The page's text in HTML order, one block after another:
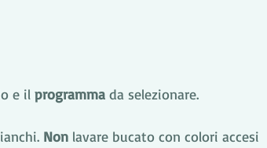
e il programma da selezionare.
Non lavare bucato con colori accesi